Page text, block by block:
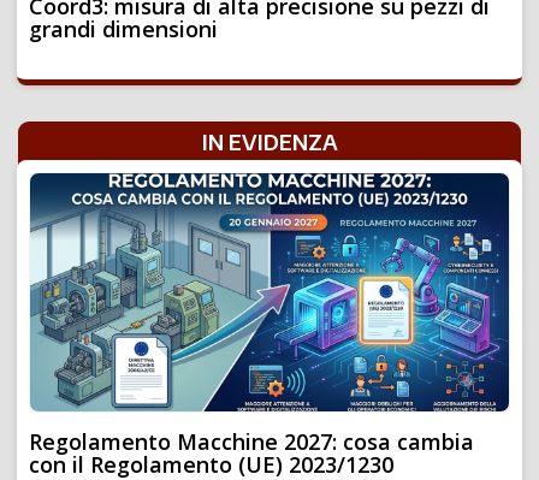
Coord3: misura di alta precisione su pezzi di
grandi dimensioni
IN EVIDENZA
Regolamento Macchine 2027: cosa cambia
con il Regolamento (UE) 2023/1230